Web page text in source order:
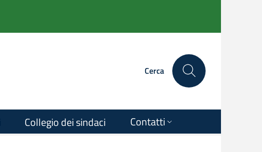
Cerca
Collegio dei sindaci Contatti